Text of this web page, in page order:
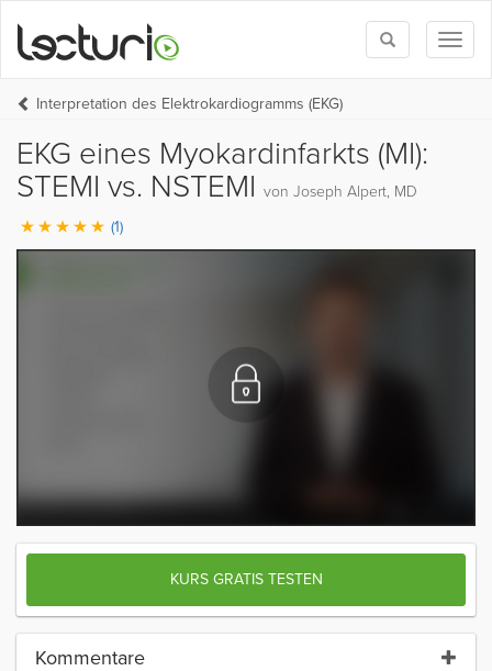
Toggle
search
Interpretation des Elektrokardiogramms (EKG)
EKG eines Myokardinfarkts (MI):
STEMI vs. NSTEMI von Joseph Alpert, MD
(1)
KURS GRATIS TESTEN
Kommentare